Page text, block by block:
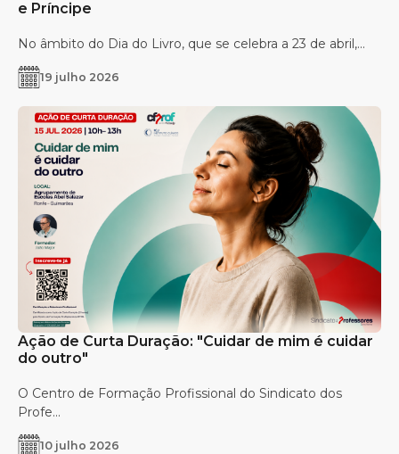
e Príncipe
No âmbito do Dia do Livro, que se celebra a 23 de abril,...
19 julho 2026
Ação de Curta Duração: "Cuidar de mim é cuidar
do outro"
O Centro de Formação Profissional do Sindicato dos
Profe...
10 julho 2026